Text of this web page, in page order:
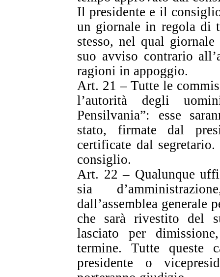
Il presidente e il
un giornale in regola di
stesso, nel qual
suo avviso contrario
ragioni in appoggio.
Art. 21 – Tutte le
l’autorità degli
Pensilvania”: esse
stato, firmate dal
certificate dal
consiglio.
Art. 22 – Qualunque
sia
dall’assemblea generale
che sarà rivestito del
lasciato per
termine. Tutte queste
presidente o